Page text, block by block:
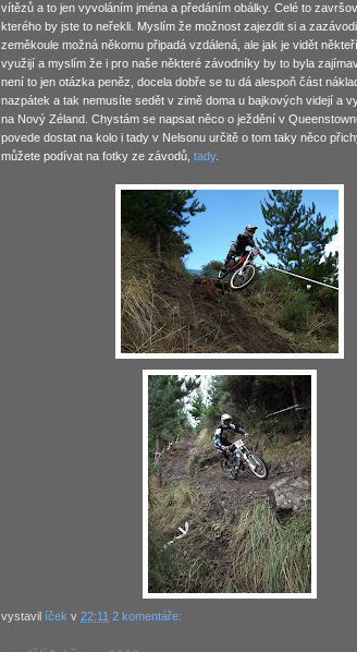
vítězů a to jen vyvoláním jména a předáním obálky. Celé to
kterého by jste to neřekli. Myslím že možnost zajezdit si a
zeměkoule možná někomu připadá vzdálená, ale jak je vidět
využijí a myslím že i pro naše některé závodníky by to byla
není to jen otázka peněz, docela dobře se tu dá alespoň část
nazpátek a tak nemusíte sedět v zimě doma u bajkových videjí a
na Nový Zéland. Chystám se napsat něco o ježdění v
povede dostat na kolo i tady v Nelsonu určitě o tom taky něco
můžete podívat na fotky ze závodů, tady.
vystavil íček v 22:11 2 komentáře: